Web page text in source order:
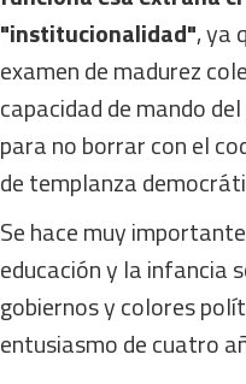
"institucionalidad", ya
examen de madurez
capacidad de mando
para no borrar con el
de templanza
Se hace muy
educación y la infancia
gobiernos y colores
entusiasmo de cuatro